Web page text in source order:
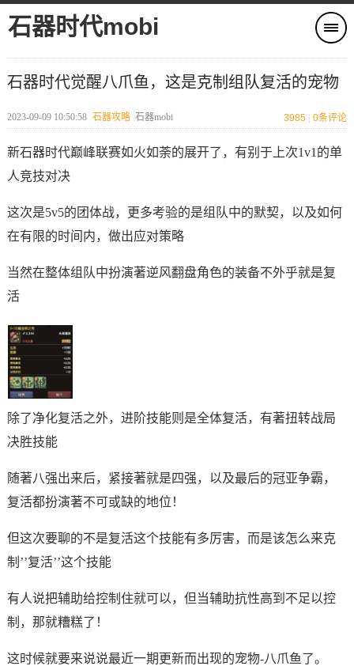
石器时代mobi
石器时代觉醒八爪鱼，这是克制组队复活的宠物
2023-09-09 10:50:58 石器攻略 石器mobi 3985 0条评论
新石器时代巅峰联赛如火如荼的展开了，有别于上次1v1的单
人竞技对决
这次是5v5的团体战，更多考验的是组队中的默契，以及如何
在有限的时间内，做出应对策略
当然在整体组队中扮演著逆风翻盘角色的装备不外乎就是复
活
除了净化复活之外，进阶技能则是全体复活，有著扭转战局
决胜技能
随著八强出来后，紧接著就是四强，以及最后的冠亚争霸，
复活都扮演著不可或缺的地位！
但这次要聊的不是复活这个技能有多厉害，而是该怎么来克
制’’复活’’这个技能
有人说把辅助给控制住就可以，但当辅助抗性高到不足以控
制，那就糟糕了！
这时候就要来说说最近一期更新而出现的宠物-八爪鱼了。